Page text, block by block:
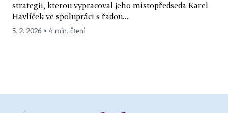
strategii, kterou vypracoval jeho místopředseda Karel
Havlíček ve spolupráci s řadou...
5. 2. 2026 ▪ 4 min. čtení